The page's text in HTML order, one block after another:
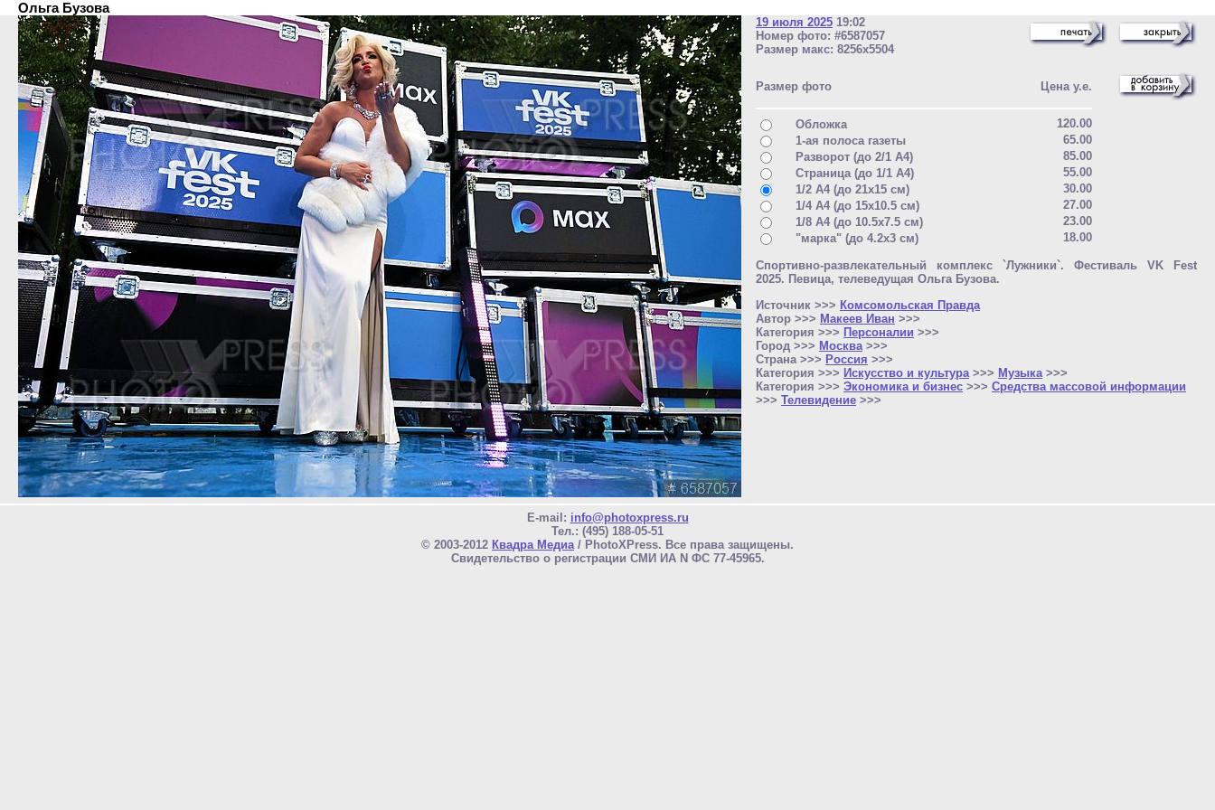
Ольга Бузова
19 июля 2025 19:02
Номер фото: #6587057
Размер макс: 8256x5504
Размер фото Цена у.е.
Обложка
120.00
1-ая полоса газеты
65.00
Разворот (до 2/1 A4)
85.00
Страница (до 1/1 A4)
55.00
1/2 A4 (до 21x15 см)
30.00
1/4 A4 (до 15x10.5 см)
27.00
1/8 A4 (до 10.5x7.5 см)
23.00
"марка" (до 4.2x3 см)
18.00
Спортивно-развлекательный комплекс `Лужники`. Фестиваль VK Fest
2025. Певица, телеведущая Ольга Бузова.
Источник >>> Комсомольская Правда
Автор >>> Макеев Иван >>>
Категория >>> Персоналии >>>
Город >>> Москва >>>
Страна >>> Россия >>>
Категория >>> Искусство и культура >>> Музыка >>>
Категория >>> Экономика и бизнес >>> Средства массовой информации
>>> Телевидение >>>
E-mail: info@photoxpress.ru
Тел.: (495) 188-05-51
© 2003-2012 Квадра Медиа/ PhotoXPress. Все права защищены.
Свидетельство о регистрации СМИ ИА N ФС 77-45965.